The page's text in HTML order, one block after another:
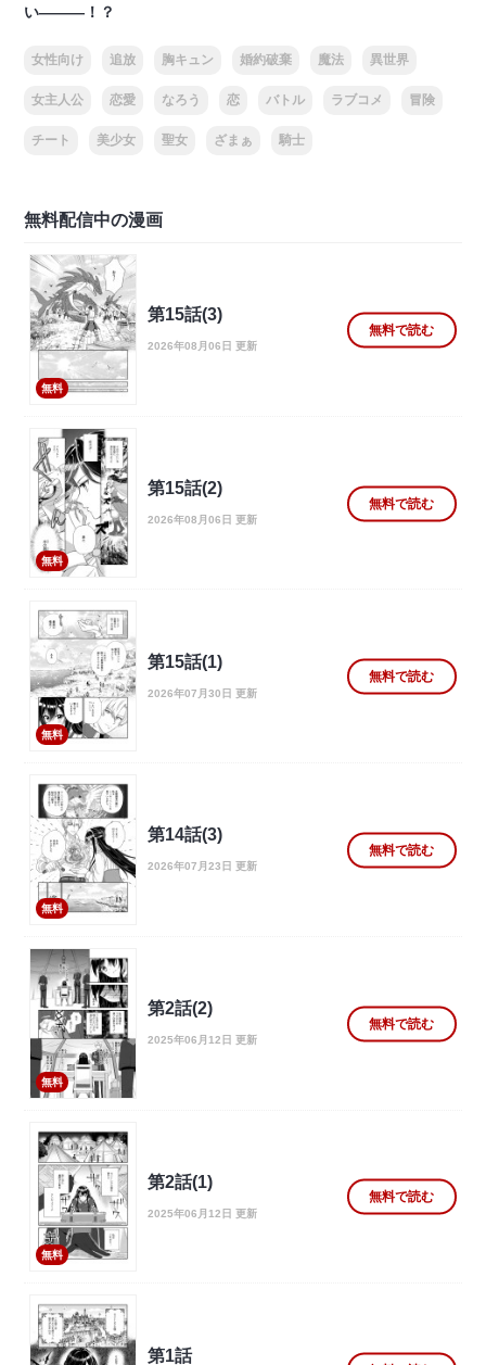
い―――！？
女性向け 追放 胸キュン 婚約破棄 魔法 異世界
女主人公 恋愛 なろう 恋 バトル ラブコメ 冒険
チート 美少女 聖女 ざまぁ 騎士
無料配信中の漫画
無料
第15話(3)
2026年08月06日 更新
無料で読む
無料
第15話(2)
2026年08月06日 更新
無料で読む
無料
第15話(1)
2026年07月30日 更新
無料で読む
無料
第14話(3)
2026年07月23日 更新
無料で読む
無料
第2話(2)
2025年06月12日 更新
無料で読む
無料
第2話(1)
2025年06月12日 更新
無料で読む
第1話